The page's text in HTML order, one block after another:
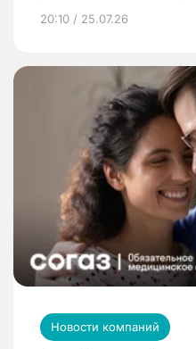
20:10 / 25.07.26
Новости компаний